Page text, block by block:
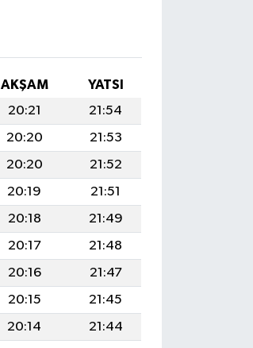
AKŞAM
YATSI
20:21
21:54
20:20
21:53
20:20
21:52
20:19
21:51
20:18
21:49
20:17
21:48
20:16
21:47
20:15
21:45
20:14
21:44